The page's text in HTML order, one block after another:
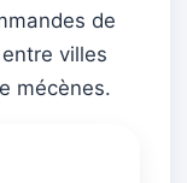
de
villes
mécènes.